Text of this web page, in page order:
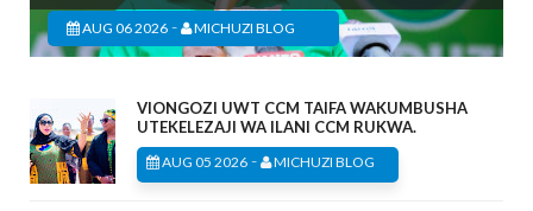
AUG 06 2026 - MICHUZI BLOG
VIONGOZI UWT CCM TAIFA WAKUMBUSHA
UTEKELEZAJI WA ILANI CCM RUKWA.
AUG 05 2026 - MICHUZI BLOG